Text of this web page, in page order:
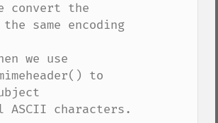
same encoding
to